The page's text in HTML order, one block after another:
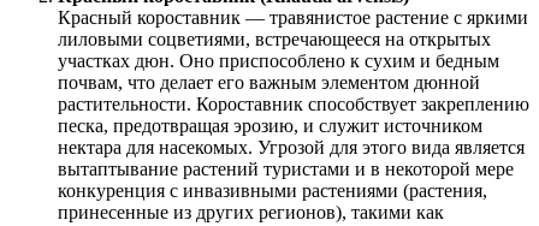
Красный короставник — травянистое растение с яркими
лиловыми соцветиями, встречающееся на открытых
участках дюн. Оно приспособлено к сухим и бедным
почвам, что делает его важным элементом дюнной
растительности. Короставник способствует закреплению
песка, предотвращая эрозию, и служит источником
нектара для насекомых. Угрозой для этого вида является
вытаптывание растений туристами и в некоторой мере
конкуренция с инвазивными растениями (растения,
принесенные из других регионов), такими как